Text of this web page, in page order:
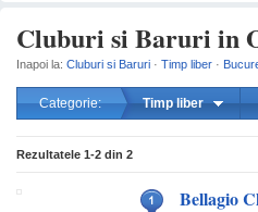
Cluburi si Baruri in
Inapoi la: Cluburi si Baruri · Timp liber ·
Categorie: Timp liber
Rezultatele 1-2 din 2
Bellagio